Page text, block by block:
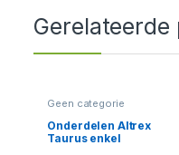
Gerelateerde
Geen categorie
Onderdelen Altrex
Taurus enkel